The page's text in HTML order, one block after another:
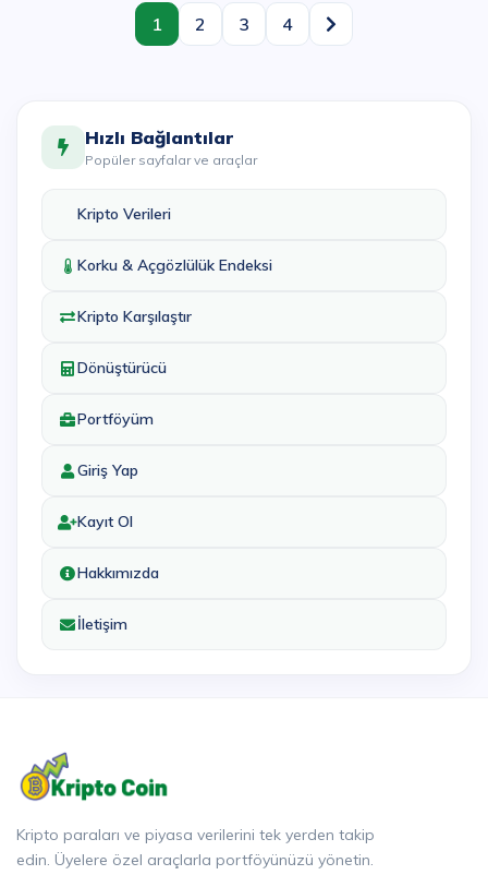
1 2 3 4
Hızlı Bağlantılar
Popüler sayfalar ve araçlar
Kripto Verileri
Korku & Açgözlülük Endeksi
Kripto Karşılaştır
Dönüştürücü
Portföyüm
Giriş Yap
Kayıt Ol
Hakkımızda
İletişim
Kripto paraları ve piyasa verilerini tek yerden takip
edin. Üyelere özel araçlarla portföyünüzü yönetin.